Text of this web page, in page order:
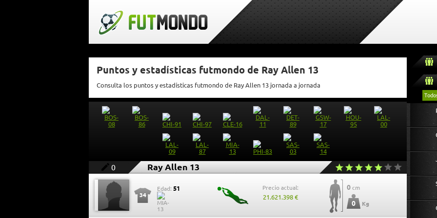
Puntos y estadísticas futmondo de Ray Allen 13
Consulta los puntos y estadísticas futmondo de Ray Allen 13 jornada a jornada
0 Ray Allen 13
34
Edad: 51 Precio actual:
21.621.398 €
0 cm
0 Kg